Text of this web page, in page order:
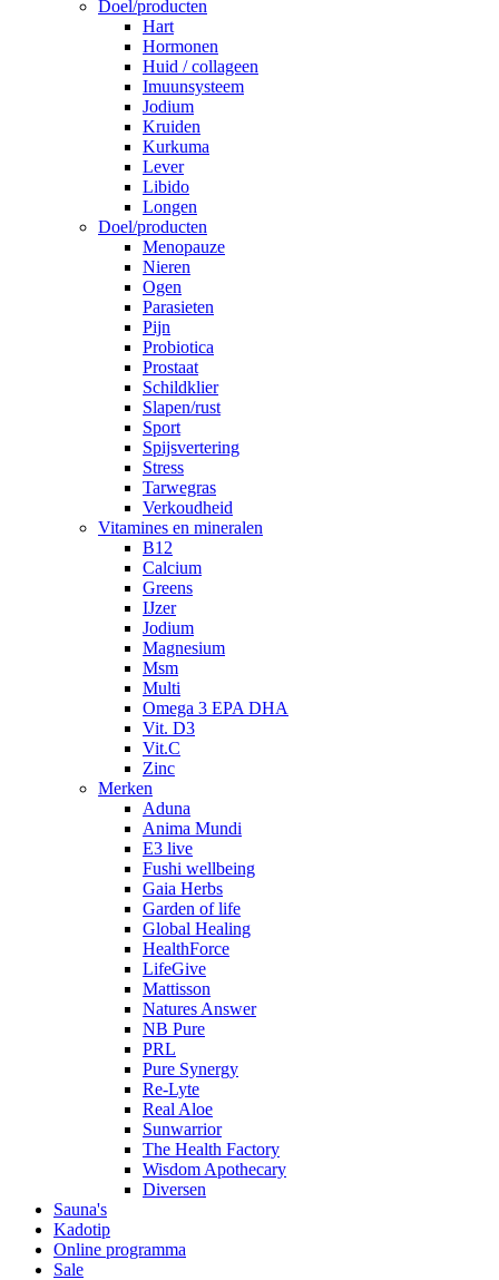
Doel/producten
Hart
Hormonen
Huid / collageen
Imuunsysteem
Jodium
Kruiden
Kurkuma
Lever
Libido
Longen
Doel/producten
Menopauze
Nieren
Ogen
Parasieten
Pijn
Probiotica
Prostaat
Schildklier
Slapen/rust
Sport
Spijsvertering
Stress
Tarwegras
Verkoudheid
Vitamines en mineralen
B12
Calcium
Greens
IJzer
Jodium
Magnesium
Msm
Multi
Omega 3 EPA DHA
Vit. D3
Vit.C
Zinc
Merken
Aduna
Anima Mundi
E3 live
Fushi wellbeing
Gaia Herbs
Garden of life
Global Healing
HealthForce
LifeGive
Mattisson
Natures Answer
NB Pure
PRL
Pure Synergy
Re-Lyte
Real Aloe
Sunwarrior
The Health Factory
Wisdom Apothecary
Diversen
Sauna's
Kadotip
Online programma
Sale